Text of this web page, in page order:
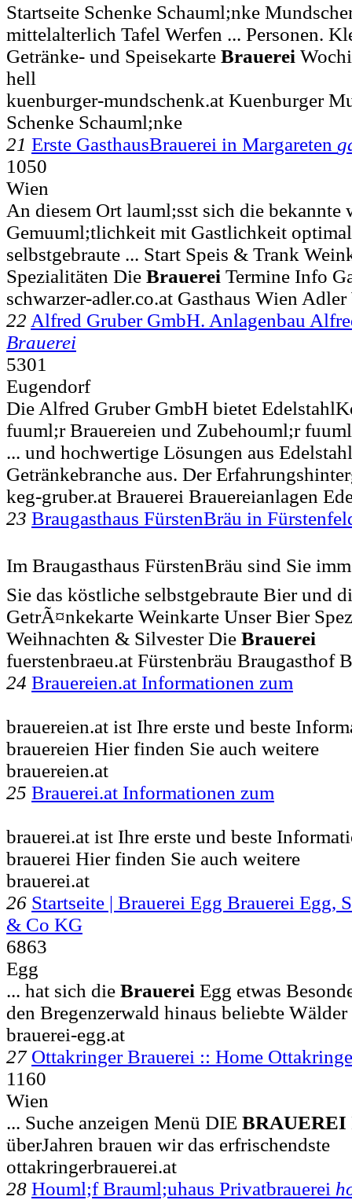
Startseite Schenke Schauml;nke
mittelalterlich Tafel Werfen ... Personen.
Getränke- und Speisekarte Brauerei
hell
kuenburger-mundschenk.at Kuenburger
Schenke Schauml;nke
21 Erste GasthausBrauerei in Margareten
1050
Wien
An diesem Ort lauml;sst sich die bekannte
Gemuuml;tlichkeit mit Gastlichkeit
selbstgebraute ... Start Speis & Trank
Spezialitäten Die Brauerei Termine Info
schwarzer-adler.co.at Gasthaus Wien
22 Alfred Gruber GmbH. Anlagenbau
Brauerei
5301
Eugendorf
Die Alfred Gruber GmbH bietet
fuuml;r Brauereien und Zubehouml;r
... und hochwertige Lösungen aus
Getränkebranche aus. Der
keg-gruber.at Brauerei Brauereianlagen
23 Braugasthaus FürstenBräu in
Im Braugasthaus FürstenBräu sind Sie
Sie das köstliche selbstgebraute Bier und
GetrÃ¤nkekarte Weinkarte Unser Bier
Weihnachten & Silvester Die Brauerei
fuerstenbraeu.at Fürstenbräu Braugasthof
24 Brauereien.at Informationen zum
brauereien.at ist Ihre erste und beste
brauereien Hier finden Sie auch weitere
brauereien.at
25 Brauerei.at Informationen zum
brauerei.at ist Ihre erste und beste
brauerei Hier finden Sie auch weitere
brauerei.at
26 Startseite | Brauerei Egg Brauerei Egg,
& Co KG
6863
Egg
... hat sich die Brauerei Egg etwas
den Bregenzerwald hinaus beliebte
brauerei-egg.at
27 Ottakringer Brauerei :: Home
1160
Wien
... Suche anzeigen Menü DIE BRAUEREI
überJahren brauen wir das erfrischendste
ottakringerbrauerei.at
28 Houml;f Brauml;uhaus Privatbrauerei